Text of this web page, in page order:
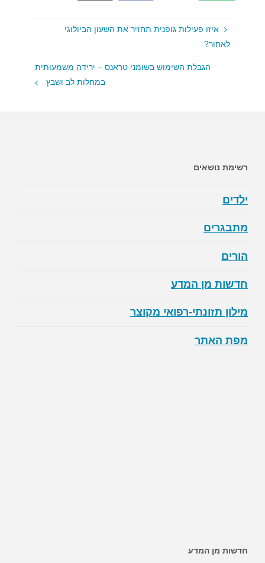
איזו פעילות גופנית תחזיר את השעון הביולוגי
לאחור?
הגבלת השימוש בשומני טראנס – ירידה משמעותית
במחלות לב ושבץ
רשימת נושאים
ילדים
מתבגרים
הורים
חדשות מן המדע
מילון תזונתי-רפואי מקוצר
מפת האתר
חדשות מן המדע
~ האם ממתיקים מלאכותיים מגבירים את הסיכון לסוכרת?